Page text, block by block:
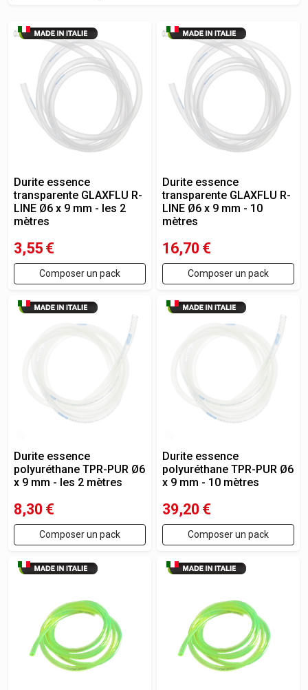
Durite essence
transparente GLAXFLU R-
LINE Ø6 x 9 mm - les 2
mètres
3,55 €
Composer un pack
Durite essence
transparente GLAXFLU R-
LINE Ø6 x 9 mm - 10
mètres
16,70 €
Composer un pack
Durite essence
polyuréthane TPR-PUR Ø6
x 9 mm - les 2 mètres
8,30 €
Composer un pack
Durite essence
polyuréthane TPR-PUR Ø6
x 9 mm - 10 mètres
39,20 €
Composer un pack